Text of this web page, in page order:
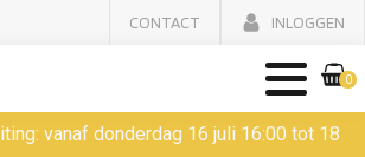
CONTACT INLOGGEN
0
vanaf donderdag 16 juli 16:00 tot 18